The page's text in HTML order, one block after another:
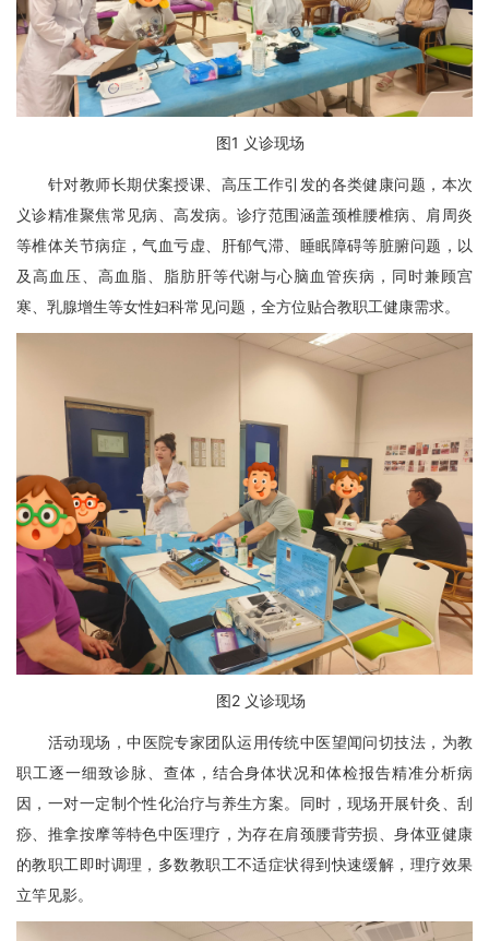
图1 义诊现场
针对教师长期伏案授课、高压工作引发的各类健康问题，本次
义诊精准聚焦常见病、高发病。诊疗范围涵盖颈椎腰椎病、肩周炎
等椎体关节病症，气血亏虚、肝郁气滞、睡眠障碍等脏腑问题，以
及高血压、高血脂、脂肪肝等代谢与心脑血管疾病，同时兼顾宫
寒、乳腺增生等女性妇科常见问题，全方位贴合教职工健康需求。
图2 义诊现场
活动现场，中医院专家团队运用传统中医望闻问切技法，为教
职工逐一细致诊脉、查体，结合身体状况和体检报告精准分析病
因，一对一定制个性化治疗与养生方案。同时，现场开展针灸、刮
痧、推拿按摩等特色中医理疗，为存在肩颈腰背劳损、身体亚健康
的教职工即时调理，多数教职工不适症状得到快速缓解，理疗效果
立竿见影。